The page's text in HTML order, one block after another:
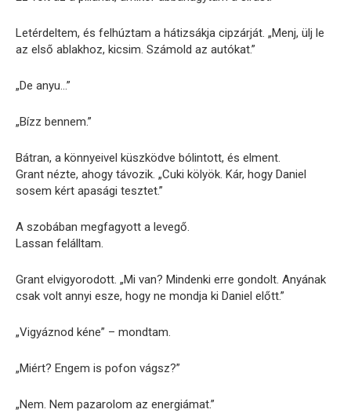
Letérdeltem, és felhúztam a hátizsákja cipzárját. „Menj, ülj le
az első ablakhoz, kicsim. Számold az autókat.”
„De anyu…”
„Bízz bennem.”
Bátran, a könnyeivel küszködve bólintott, és elment.
Grant nézte, ahogy távozik. „Cuki kölyök. Kár, hogy Daniel
sosem kért apasági tesztet.”
A szobában megfagyott a levegő.
Lassan felálltam.
Grant elvigyorodott. „Mi van? Mindenki erre gondolt. Anyának
csak volt annyi esze, hogy ne mondja ki Daniel előtt.”
„Vigyáznod kéne” – mondtam.
„Miért? Engem is pofon vágsz?”
„Nem. Nem pazarolom az energiámat.”